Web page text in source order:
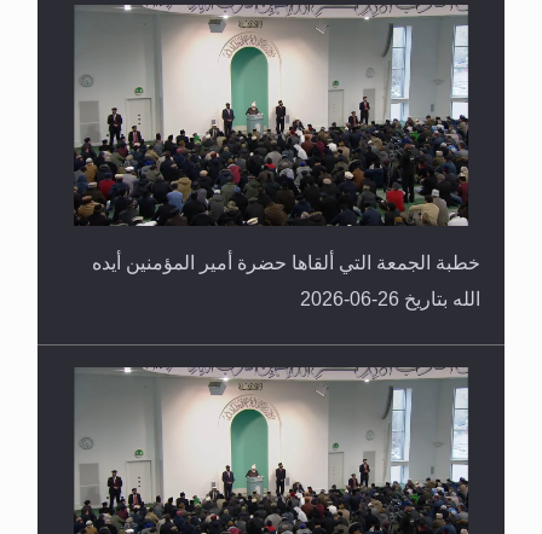
خطبة الجمعة التي ألقاها حضرة أمير المؤمنين أيده
الله بتاريخ 26-06-2026